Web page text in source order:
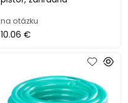
na otázku
10.06 €